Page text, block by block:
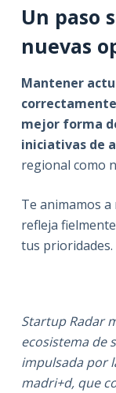
Un paso
nuevas
Mantener
mejor forma
iniciativas de
regional como
Te animamos
refleja
tus prioridades.
Startup Radar
ecosistema de
impulsada por
madri+d, que